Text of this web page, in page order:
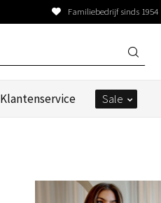
Familiebedrijf sinds 1954
Klantenservice Sale